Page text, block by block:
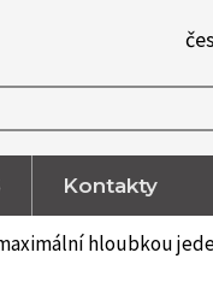
Kontakty
hloubkou